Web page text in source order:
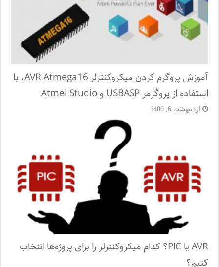
آموزش پروگرم کردن میکروکنترلر AVR Atmega16، با
استفاده از پروگرمر USBASP و Atmel Studio
اردیبهشت 6, 1400
AVR یا PIC؟ کدام میکروکنترلر را برای پروژه‌ها انتخاب
کنیم؟